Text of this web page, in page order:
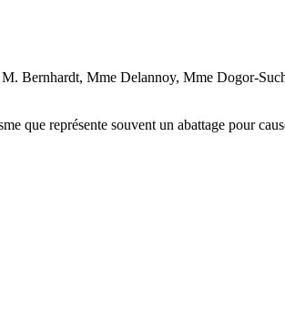
Bernhardt, Mme Delannoy, Mme Dogor-
que représente souvent un abattage pour